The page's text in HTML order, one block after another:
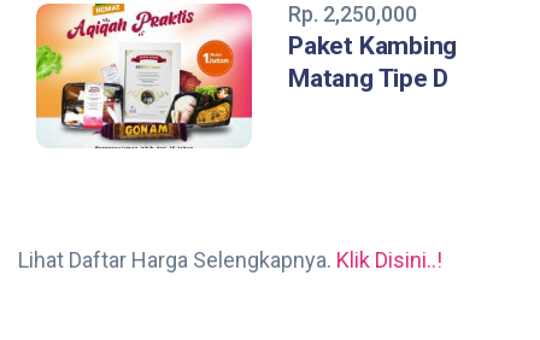
Rp. 2,250,000
Paket Kambing
Matang Tipe D
Lihat Daftar Harga Selengkapnya. Klik Disini..!